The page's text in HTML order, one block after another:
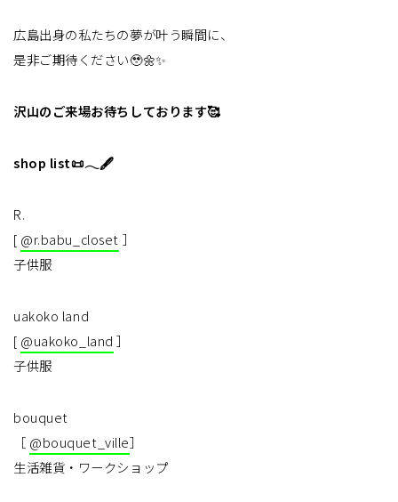
広島出身の私たちの夢が叶う瞬間に、
是非ご期待ください🥹🌼✨
沢山のご来場お待ちしております🥰
shop list📜𓂃🖋
R.
[ @r.babu_closet ］
子供服
uakoko land
[ @uakoko_land ］
子供服
bouquet
［ @bouquet_ville］
生活雑貨・ワークショップ